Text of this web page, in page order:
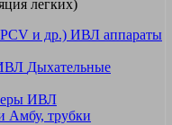
легких)
ИВЛ аппараты
Дыхательные
ИВЛ
Амбу, трубки